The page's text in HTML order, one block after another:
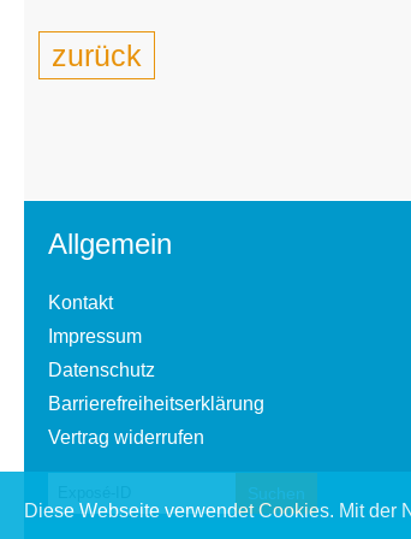
zurück
Allgemein
Kontakt
Impressum
Datenschutz
Barrierefreiheitserklärung
Vertrag widerrufen
Diese Webseite verwendet Cookies. Mit der